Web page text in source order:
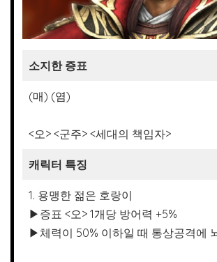
소지한 증표
(매) (염)
<오> <군주> <세대의 책임자>
캐릭터 특징
1. 용맹한 젊은 호랑이
▶증표 <오> 1개당 방어력 +5%
▶체력이 50% 이하일 때 통상공격에